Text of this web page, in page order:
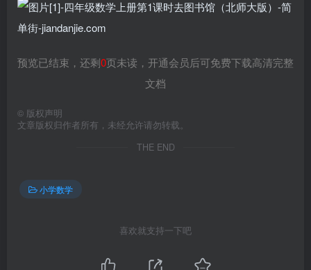
预览已结束，还剩0页未读，开通会员后可免费下载高清完整
文档
© 版权声明
文章版权归作者所有，未经允许请勿转载。
THE END
小学数学
喜欢就支持一下吧